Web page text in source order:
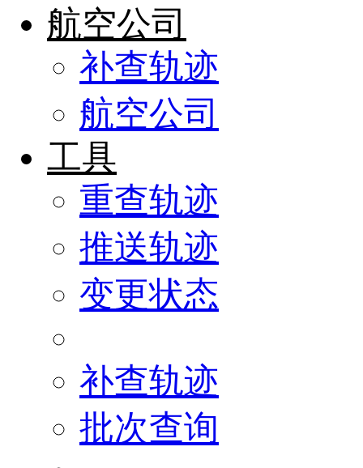
航空公司
补查轨迹
航空公司
工具
重查轨迹
推送轨迹
变更状态
补查轨迹
批次查询